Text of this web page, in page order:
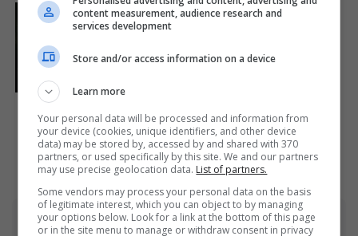
And They Did Show This In
Bohemian Rapsody!
Brainberries
Plastic Surgery Splurge:
Advertisement
content measurement, audience research and
services development
Store and/or access information on a device
Learn more
Your personal data will be processed and information from
your device (cookies, unique identifiers, and other device
data) may be stored by, accessed by and shared with 370
partners, or used specifically by this site. We and our partners
may use precise geolocation data. List of partners.
Some vendors may process your personal data on the basis
of legitimate interest, which you can object to by managing
your options below. Look for a link at the bottom of this page
or in the site menu to manage or withdraw consent in privacy